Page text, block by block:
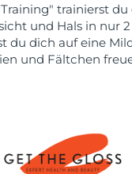
trainierst du
und Hals in nur
du dich auf eine
und Fältchen